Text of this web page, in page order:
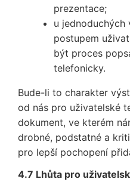
prezentace;
u jednoduchých
postupem
být proces
telefonicky.
Bude-li to charakter
od nás pro uživatelské
dokument, ve kterém
drobné, podstatné a
pro lepší pochopení
4.7 Lhůta pro